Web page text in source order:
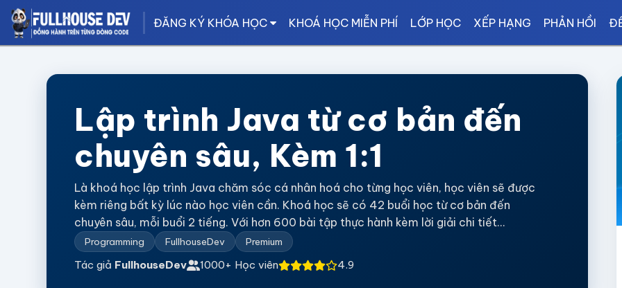
ĐĂNG KÝ KHÓA HỌC KHOÁ HỌC MIỄN PHÍ LỚP HỌC XẾP HẠNG PHẢN HỒI
Lập trình Java từ cơ bản đến
chuyên sâu, Kèm 1:1
Là khoá học lập trình Java chăm sóc cá nhân hoá cho từng học viên, học viên sẽ được
kèm riêng bất kỳ lúc nào học viên cần. Khoá học sẽ có 42 buổi học từ cơ bản đến
chuyên sâu, mỗi buổi 2 tiếng. Với hơn 600 bài tập thực hành kèm lời giải chi tiết...
Programming FullhouseDev Premium
Tác giả FullhouseDev 1000+ Học viên 4.9